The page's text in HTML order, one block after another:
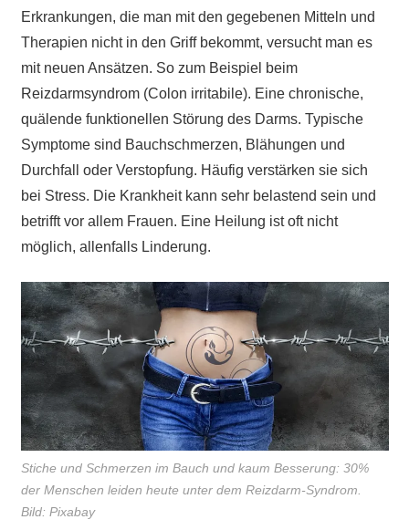
Erkrankungen, die man mit den gegebenen Mitteln und
Therapien nicht in den Griff bekommt, versucht man es
mit neuen Ansätzen. So zum Beispiel beim
Reizdarmsyndrom (Colon irritabile). Eine chronische,
quälende funktionellen Störung des Darms. Typische
Symptome sind Bauchschmerzen, Blähungen und
Durchfall oder Verstopfung. Häufig verstärken sie sich
bei Stress. Die Krankheit kann sehr belastend sein und
betrifft vor allem Frauen. Eine Heilung ist oft nicht
möglich, allenfalls Linderung.
Stiche und Schmerzen im Bauch und kaum Besserung: 30%
der Menschen leiden heute unter dem Reizdarm-Syndrom.
Bild: Pixabay